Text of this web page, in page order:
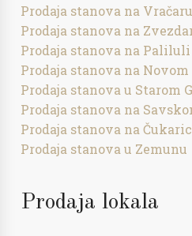
Prodaja stanova na Vračaru
Prodaja stanova na
Prodaja stanova na Paliluli
Prodaja stanova na Novom
Prodaja stanova u Starom
Prodaja stanova na
Prodaja stanova na
Prodaja stanova u Zemunu
Prodaja lokala